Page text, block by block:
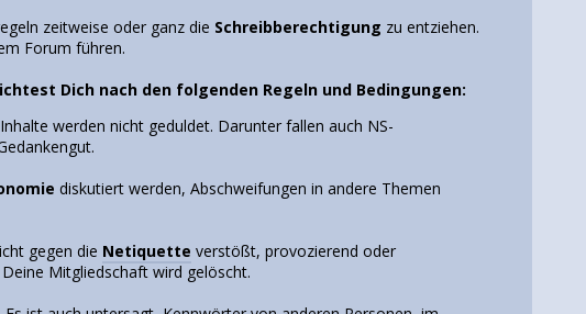
zeitweise oder ganz die Schreibberechtigung zu entziehen.
Forum führen.
Dich nach den folgenden Regeln und Bedingungen:
werden nicht geduldet. Darunter fallen auch NS-
diskutiert werden, Abschweifungen in andere Themen
gegen die Netiquette verstößt, provozierend oder
Mitgliedschaft wird gelöscht.